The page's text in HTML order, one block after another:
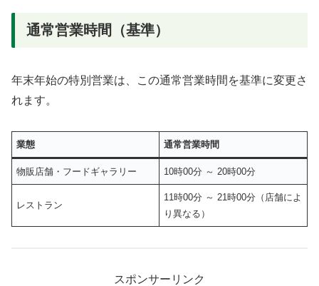
通常営業時間（基準）
年末年始の特別営業は、この通常営業時間を基準に変更さ
れます。
業態 通常営業時間
物販店舗・フードギャラリー 10時00分 ～ 20時00分
レストラン
11時00分 ～ 21時00分（店舗によ
り異なる）
スポンサーリンク